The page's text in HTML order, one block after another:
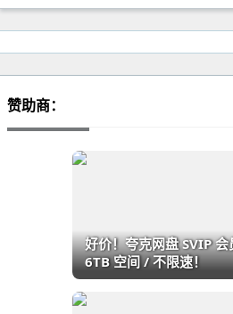
赞助商：
好价！夸克网盘 SVIP
6TB 空间 / 不限速！